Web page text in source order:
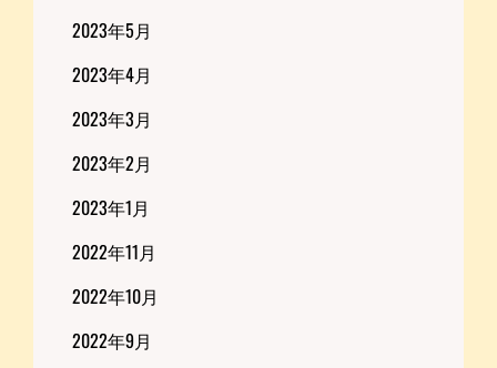
2023年5月
2023年4月
2023年3月
2023年2月
2023年1月
2022年11月
2022年10月
2022年9月